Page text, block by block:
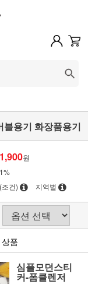
용기 화장품용기
1,900원
1%
(조건) 지역별
품
심플모던스티
커-폼클렌저